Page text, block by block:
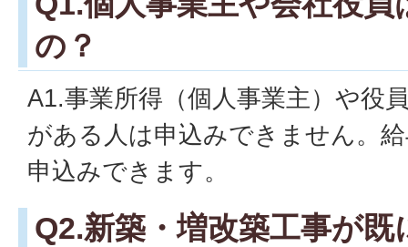
の？
A1.事業所得（個人事業主）や役
がある人は申込みできません。
申込みできます。
Q2.新築・増改築工事が